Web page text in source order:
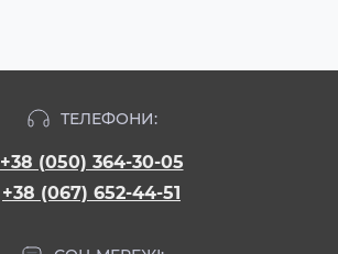
ТЕЛЕФОНИ:
+38 (050) 364-30-05
+38 (067) 652-44-51